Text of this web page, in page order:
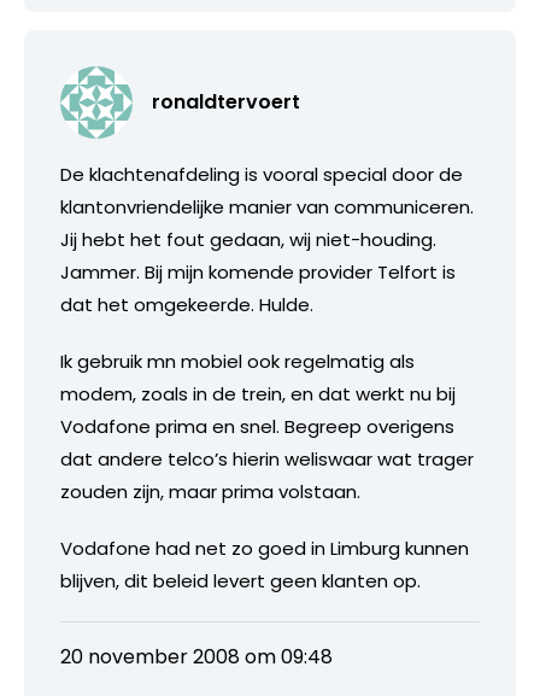
ronaldtervoert
De klachtenafdeling is vooral special door de
klantonvriendelijke manier van communiceren.
Jij hebt het fout gedaan, wij niet-houding.
Jammer. Bij mijn komende provider Telfort is
dat het omgekeerde. Hulde.
Ik gebruik mn mobiel ook regelmatig als
modem, zoals in de trein, en dat werkt nu bij
Vodafone prima en snel. Begreep overigens
dat andere telco’s hierin weliswaar wat trager
zouden zijn, maar prima volstaan.
Vodafone had net zo goed in Limburg kunnen
blijven, dit beleid levert geen klanten op.
20 november 2008 om 09:48